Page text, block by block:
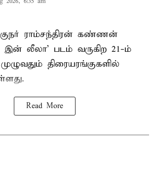
ராம்சந்திரன் கண்ணன்
இன் லீலா' படம் வருகிற 21-ம்
திரையரங்குகளில்
Read More